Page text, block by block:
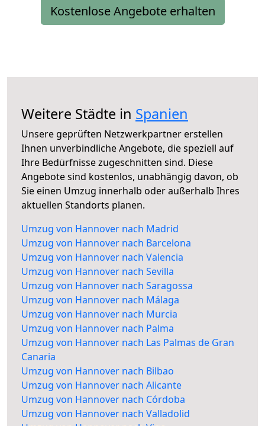
Kostenlose Angebote erhalten
Weitere Städte in Spanien
Unsere geprüften Netzwerkpartner erstellen
Ihnen unverbindliche Angebote, die speziell auf
Ihre Bedürfnisse zugeschnitten sind. Diese
Angebote sind kostenlos, unabhängig davon, ob
Sie einen Umzug innerhalb oder außerhalb Ihres
aktuellen Standorts planen.
Umzug von Hannover nach Madrid
Umzug von Hannover nach Barcelona
Umzug von Hannover nach Valencia
Umzug von Hannover nach Sevilla
Umzug von Hannover nach Saragossa
Umzug von Hannover nach Málaga
Umzug von Hannover nach Murcia
Umzug von Hannover nach Palma
Umzug von Hannover nach Las Palmas de Gran
Canaria
Umzug von Hannover nach Bilbao
Umzug von Hannover nach Alicante
Umzug von Hannover nach Córdoba
Umzug von Hannover nach Valladolid